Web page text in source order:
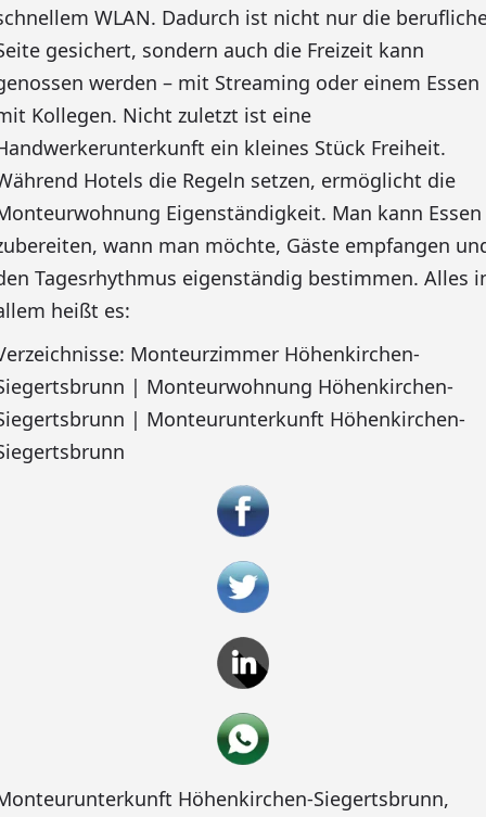
WLAN. Dadurch ist nicht nur die
gesichert, sondern auch die Freizeit kann
werden – mit Streaming oder einem Essen
Kollegen. Nicht zuletzt ist eine
ein kleines Stück Freiheit.
Hotels die Regeln setzen, ermöglicht die
Eigenständigkeit. Man kann Essen
wann man möchte, Gäste empfangen
Tagesrhythmus eigenständig bestimmen. Alles
heißt es:
Monteurzimmer Höhenkirchen-
| Monteurwohnung Höhenkirchen-
| Monteurunterkunft Höhenkirchen-
Höhenkirchen-Siegertsbrunn,